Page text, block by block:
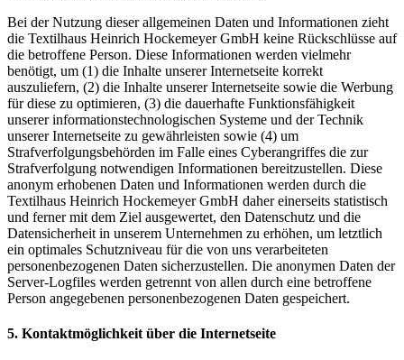
Bei der Nutzung dieser allgemeinen Daten und Informationen zieht
die Textilhaus Heinrich Hockemeyer GmbH keine Rückschlüsse auf
die betroffene Person. Diese Informationen werden vielmehr
benötigt, um (1) die Inhalte unserer Internetseite korrekt
auszuliefern, (2) die Inhalte unserer Internetseite sowie die Werbung
für diese zu optimieren, (3) die dauerhafte Funktionsfähigkeit
unserer informationstechnologischen Systeme und der Technik
unserer Internetseite zu gewährleisten sowie (4) um
Strafverfolgungsbehörden im Falle eines Cyberangriffes die zur
Strafverfolgung notwendigen Informationen bereitzustellen. Diese
anonym erhobenen Daten und Informationen werden durch die
Textilhaus Heinrich Hockemeyer GmbH daher einerseits statistisch
und ferner mit dem Ziel ausgewertet, den Datenschutz und die
Datensicherheit in unserem Unternehmen zu erhöhen, um letztlich
ein optimales Schutzniveau für die von uns verarbeiteten
personenbezogenen Daten sicherzustellen. Die anonymen Daten der
Server-Logfiles werden getrennt von allen durch eine betroffene
Person angegebenen personenbezogenen Daten gespeichert.
5. Kontaktmöglichkeit über die Internetseite